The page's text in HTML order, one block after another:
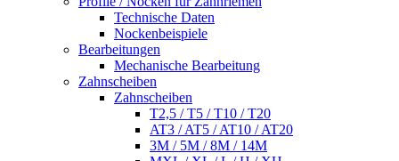
Technische Daten
Nockenbeispiele
Bearbeitungen
Mechanische Bearbeitung
Zahnscheiben
Zahnscheiben
T2,5 / T5 / T10 / T20
AT3 / AT5 / AT10 / AT20
3M / 5M / 8M / 14M